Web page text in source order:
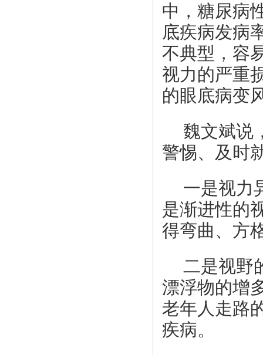
中，糖尿病
底疾病发病
不典型，容
视力的严重
的眼底病变
魏文斌说
警惕、及时
一是视力
是渐进性的
得弯曲、方
二是视野
漂浮物的增
老年人走路
疾病。